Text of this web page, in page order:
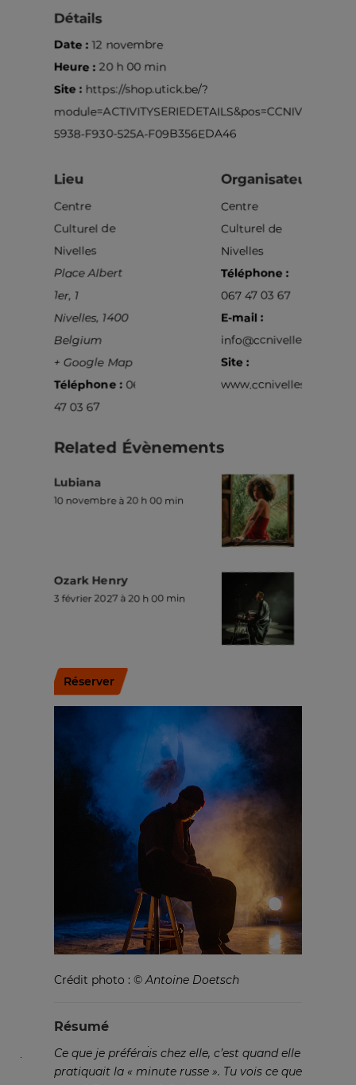
Détails
Date :12 novembre
Heure : 20 h 00 min
Site : https://shop.utick.be/?
5938-F930-525A-F09B356EDA46
Lieu
Centre
Culturel de
Nivelles
Place Albert
1er, 1
Nivelles, 1400
Belgium
+ Google Map
Téléphone : 067
47 03 67
Organisateur
Centre
Culturel de
Nivelles
Téléphone :
067 47 03 67
E-mail :
info@ccnivelles.be
Site :
www.ccnivelles.be
Related Évènements
Lubiana
10 novembre à 20 h 00 min
Ozark Henry
3 février 2027 à 20 h 00 min
Réserver
Crédit photo : ©Antoine Doetsch
Résumé
Ce que je préférais chez elle, c’est quand elle
pratiquait la « minute russe ». Tu vois ce que